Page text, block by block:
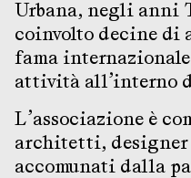
Urbana, negli anni
coinvolto decine
fama
attività all’interno
L’associazione è
architetti,
accomunati dalla